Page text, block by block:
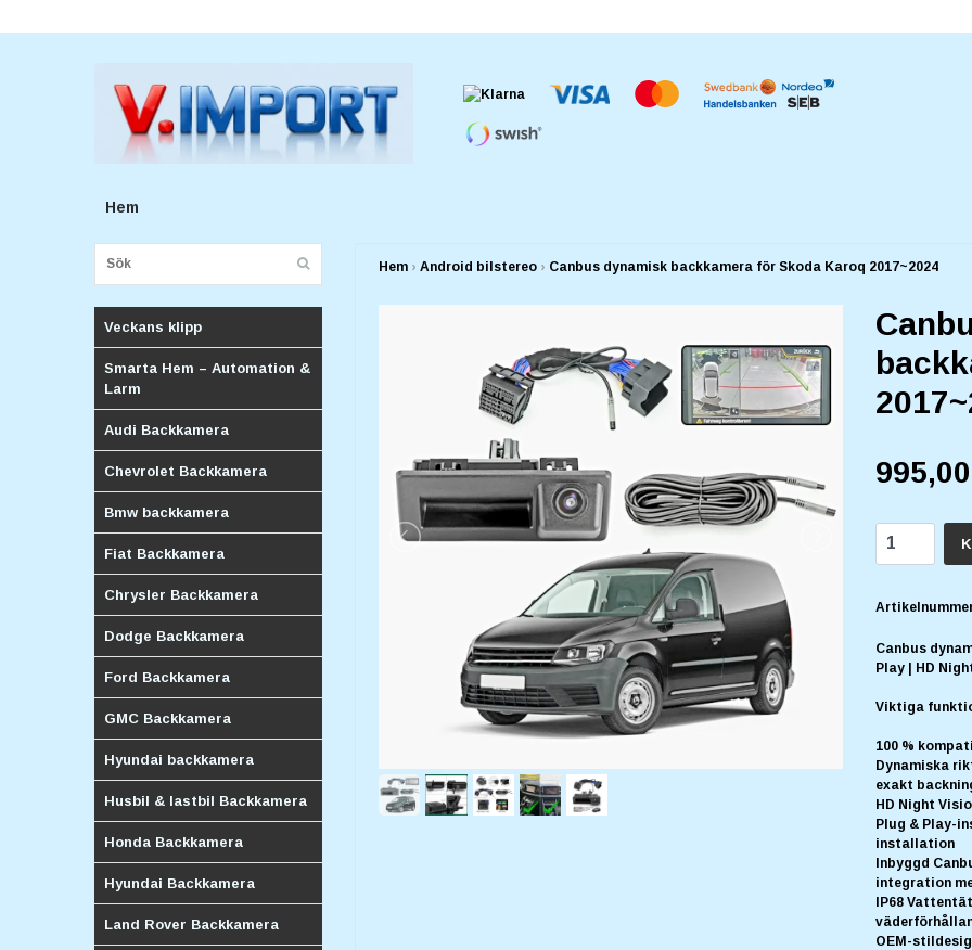
Hem
Veckans klipp
Smarta Hem – Automation &
Larm
Audi Backkamera
Chevrolet Backkamera
Bmw backkamera
Fiat Backkamera
Chrysler Backkamera
Dodge Backkamera
Ford Backkamera
GMC Backkamera
Hyundai backkamera
Husbil & lastbil Backkamera
Honda Backkamera
Hyundai Backkamera
Land Rover Backkamera
Hem › Android bilstereo › Canbus dynamisk backkamera för Skoda Karoq 2017~2024
Canbus
Play | HD
Viktiga
100 %
Dynamiska
exakt
HD Night
Plug & Play-
installation
Inbyggd
integration
IP68
OEM-